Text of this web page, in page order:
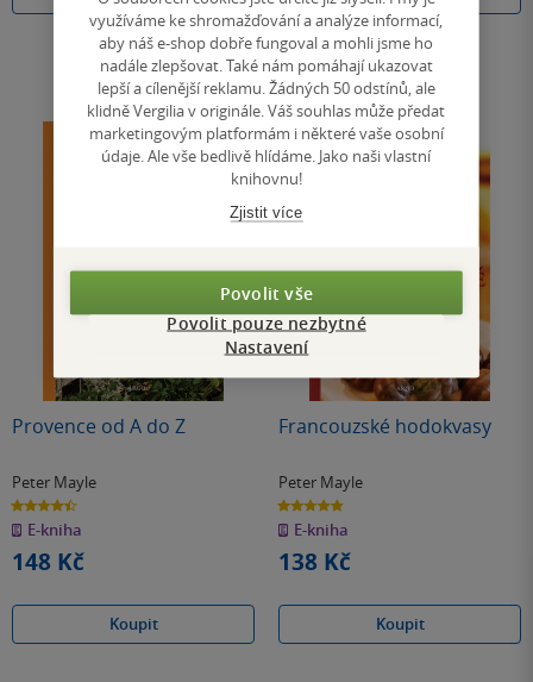
Provence od A do Z
Peter Mayle
4.5
z
5
hvězdiček
E-kniha
148 Kč
Koupit
Francouzské hodokvasy
Peter Mayle
4.8
z
5
hvězdiček
E-kniha
138 Kč
Koupit
využíváme ke shromažďování a analýze informací,
aby náš e-shop dobře fungoval a mohli jsme ho
nadále zlepšovat. Také nám pomáhají ukazovat
lepší a cílenější reklamu. Žádných 50 odstínů, ale
klidně Vergilia v originále. Váš souhlas může předat
marketingovým platformám i některé vaše osobní
údaje. Ale vše bedlivě hlídáme. Jako naši vlastní
knihovnu!
Zjistit více
Povolit vše
Povolit pouze nezbytné
Nastavení